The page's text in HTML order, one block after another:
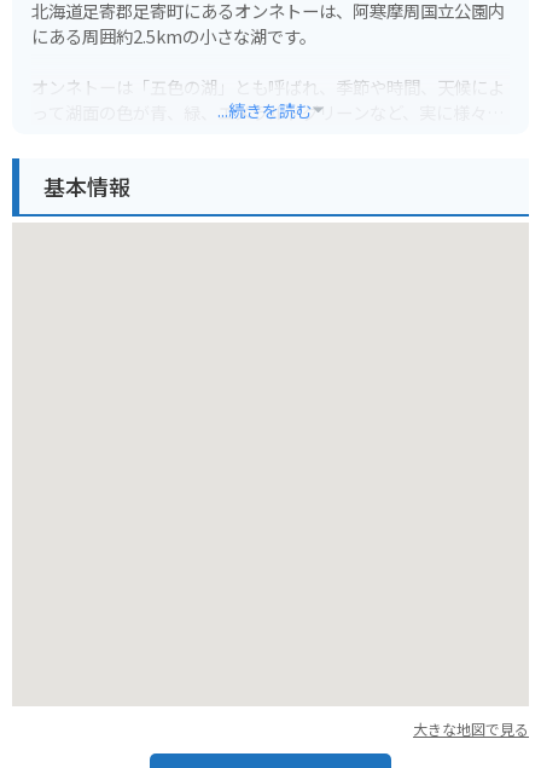
北海道足寄郡足寄町にあるオンネトーは、阿寒摩周国立公園内
にある周囲約2.5kmの小さな湖です。
オンネトーは「五色の湖」とも呼ばれ、季節や時間、天候によ
って湖面の色が青、緑、エメラルドグリーンなど、実に様々な
湖畔には駐車場やトイレ、売店、キャンプ場などの施設も充実
...続きを読む
基本情報
大きな地図で見る